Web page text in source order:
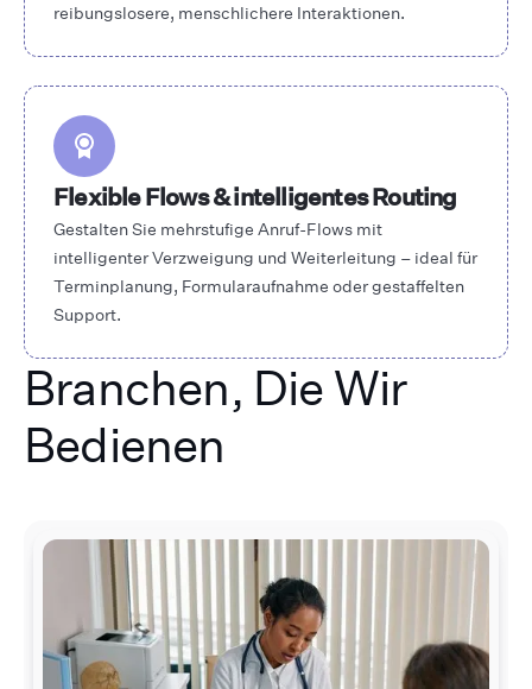
reibungslosere, menschlichere Interaktionen.
Flexible Flows & intelligentes Routing
Gestalten Sie mehrstufige Anruf-Flows mit
intelligenter Verzweigung und Weiterleitung – ideal für
Terminplanung, Formularaufnahme oder gestaffelten
Support.
Branchen, Die Wir
Bedienen